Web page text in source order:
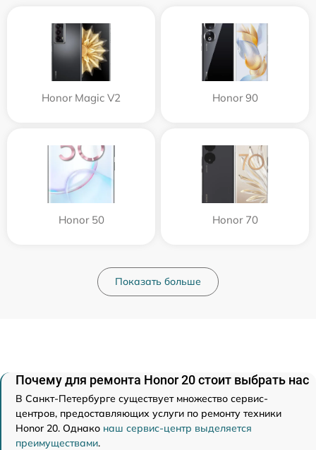
Honor Magic V2 Honor 90
Honor 50 Honor 70
Показать больше
Почему для ремонта Honor 20 стоит выбрать нас
В Санкт-Петербурге существует множество сервис-
центров, предоставляющих услуги по ремонту техники
Honor 20. Однако наш сервис-центр выделяется
преимуществами.